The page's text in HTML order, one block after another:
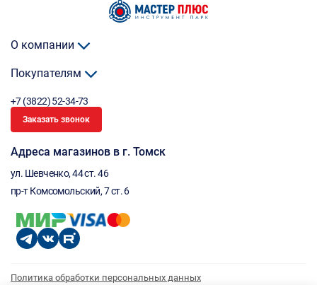
О компании
Покупателям
+7 (3822) 52-34-73
Заказать звонок
Адреса магазинов в г. Томск
ул. Шевченко, 44 ст. 46
пр-т Комсомольский, 7 ст. 6
Политика обработки персональных данных